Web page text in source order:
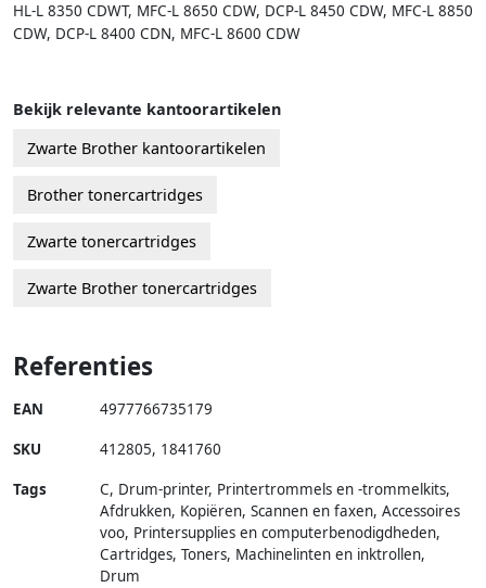
HL-L 8350 CDWT, MFC-L 8650 CDW, DCP-L 8450 CDW, MFC-L 8850
CDW, DCP-L 8400 CDN, MFC-L 8600 CDW
Bekijk relevante kantoorartikelen
Zwarte Brother kantoorartikelen
Brother tonercartridges
Zwarte tonercartridges
Zwarte Brother tonercartridges
Referenties
EAN 4977766735179
SKU 412805, 1841760
Tags
C, Drum-printer, Printertrommels en -trommelkits,
Afdrukken, Kopiëren, Scannen en faxen, Accessoires
voo, Printersupplies en computerbenodigdheden,
Cartridges, Toners, Machinelinten en inktrollen,
Drum